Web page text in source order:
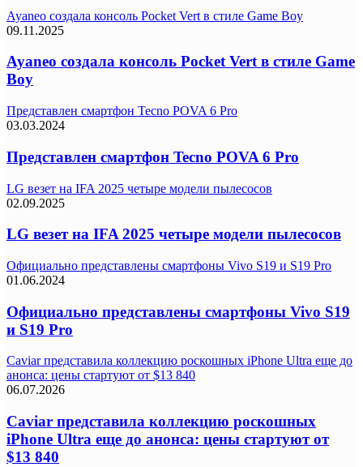
Ayaneo создала консоль Pocket Vert в стиле Game Boy
09.11.2025
Ayaneo создала консоль Pocket Vert в стиле Game
Boy
Представлен смартфон Tecno POVA 6 Pro
03.03.2024
Представлен смартфон Tecno POVA 6 Pro
LG везет на IFA 2025 четыре модели пылесосов
02.09.2025
LG везет на IFA 2025 четыре модели пылесосов
Официально представлены смартфоны Vivo S19 и S19 Pro
01.06.2024
Официально представлены смартфоны Vivo S19
и S19 Pro
Caviar представила коллекцию роскошных iPhone Ultra еще до
анонса: цены стартуют от $13 840
06.07.2026
Caviar представила коллекцию роскошных
iPhone Ultra еще до анонса: цены стартуют от
$13 840